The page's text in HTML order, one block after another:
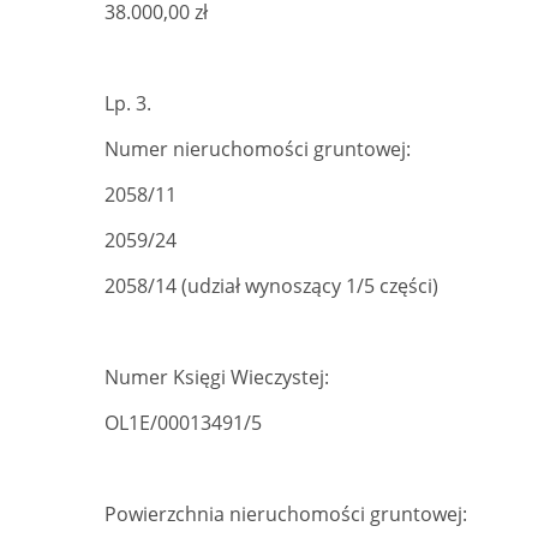
38.000,00 zł
Lp. 3.
Numer nieruchomości gruntowej:
2058/11
2059/24
2058/14 (udział wynoszący 1/5 części)
Numer Księgi Wieczystej:
OL1E/00013491/5
Powierzchnia nieruchomości gruntowej: